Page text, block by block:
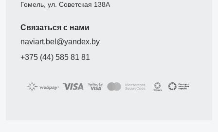
Гомель, ул. Советская 138А
Связаться с нами
naviart.bel@yandex.by
+375 (44) 585 81 81